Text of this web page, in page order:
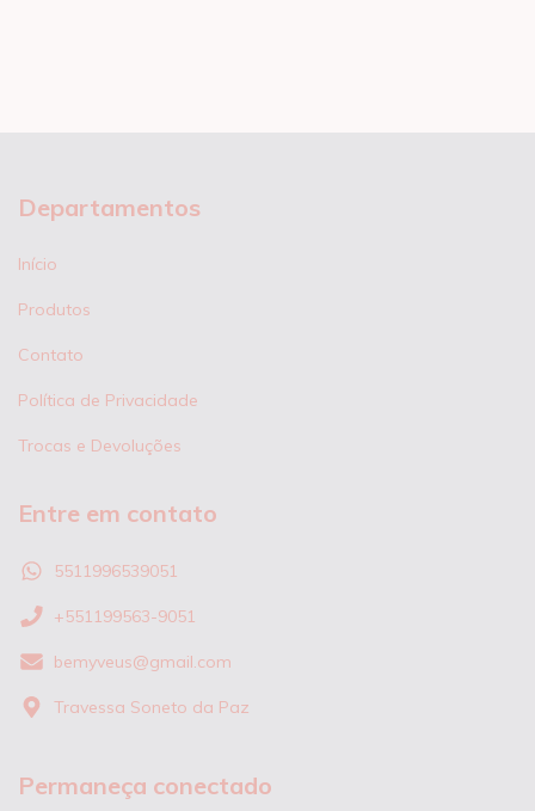
Departamentos
Início
Produtos
Contato
Política de Privacidade
Trocas e Devoluções
Entre em contato
5511996539051
+551199563-9051
bemyveus@gmail.com
Travessa Soneto da Paz
Permaneça conectado